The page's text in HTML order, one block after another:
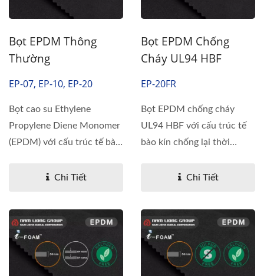
Bọt EPDM Thông
Thường
EP-07, EP-10, EP-20
Bọt cao su Ethylene
Propylene Diene Monomer
(EPDM) với cấu trúc tế bào
Chi Tiết
Bọt EPDM Chống
Cháy UL94 HBF
EP-20FR
Bọt EPDM chống cháy
UL94 HBF với cấu trúc tế
bào kín chống lại thời
Chi Tiết